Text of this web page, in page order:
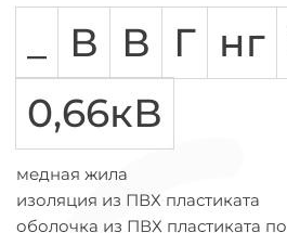
В В Г нг
0,66кВ
медная жила
изоляция из ПВХ пластиката
оболочка из ПВХ пластиката